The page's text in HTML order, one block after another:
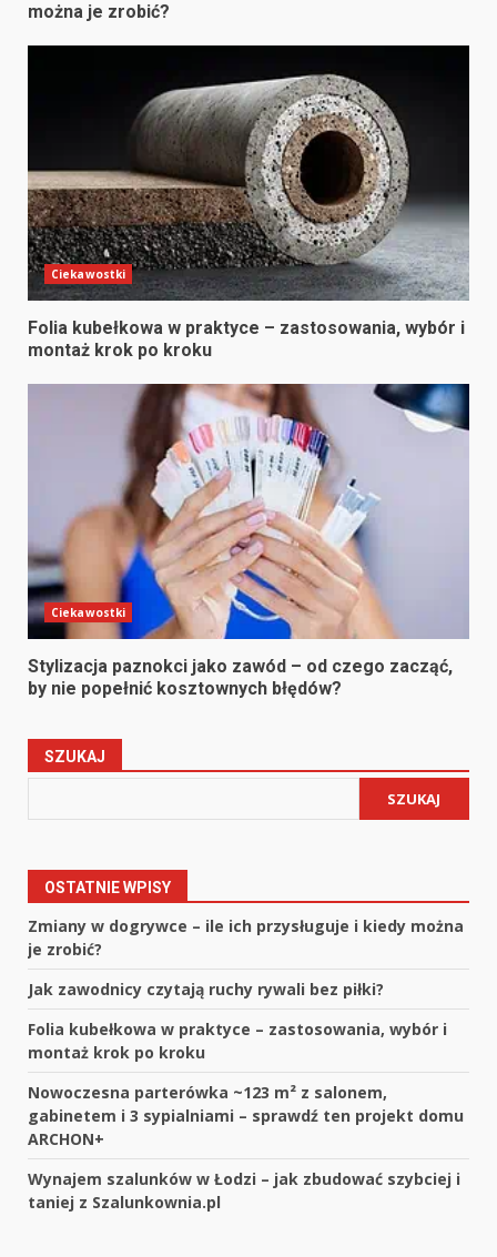
można je zrobić?
Ciekawostki
Folia kubełkowa w praktyce – zastosowania, wybór i
montaż krok po kroku
Ciekawostki
Stylizacja paznokci jako zawód – od czego zacząć,
by nie popełnić kosztownych błędów?
SZUKAJ
SZUKAJ
OSTATNIE WPISY
Zmiany w dogrywce – ile ich przysługuje i kiedy można
je zrobić?
Jak zawodnicy czytają ruchy rywali bez piłki?
Folia kubełkowa w praktyce – zastosowania, wybór i
montaż krok po kroku
Nowoczesna parterówka ~123 m² z salonem,
gabinetem i 3 sypialniami – sprawdź ten projekt domu
ARCHON+
Wynajem szalunków w Łodzi – jak zbudować szybciej i
taniej z Szalunkownia.pl